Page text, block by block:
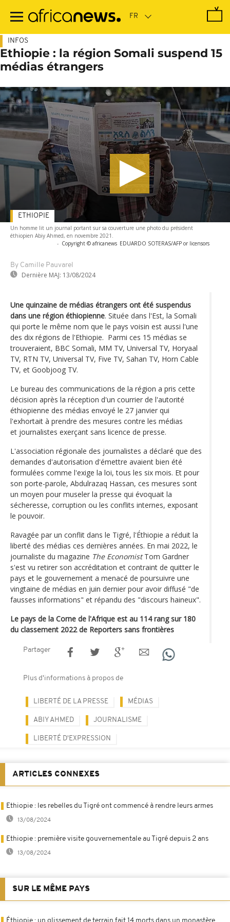
contenu
INFOS
Ethiopie : la région Somali suspend 15
médias étrangers
Un homme lit un journal portant sur sa couverture une photo du président
éthiopien Abiy Ahmed, en novembre 2021.
- Copyright © africanews EDUARDO SOTERAS/AFP or licensors
By Camille Pauvarel
Dernière MAJ: 13/08/2024
ETHIOPIE
Une quinzaine de médias étrangers ont été suspendus
dans une région éthiopienne. Située dans l'Est, la Somali
qui porte le même nom que le pays voisin est aussi l'une
des dix régions de l'Ethiopie. Parmi ces 15 médias se
trouveraient, BBC Somali, MM TV, Universal TV, Horyaal
TV, RTN TV, Universal TV, Five TV, Sahan TV, Horn Cable
TV, et Goobjoog TV.
Le bureau des communications de la région a pris cette
décision après la réception d'un courrier de l'autorité
éthiopienne des médias envoyé le 27 janvier qui
l'exhortait à prendre des mesures contre les médias
et journalistes exerçant sans licence de presse.
L'association régionale des journalistes a déclaré que des
demandes d'autorisation d'émettre avaient bien été
formulées comme l'exige la loi, tous les six mois. Et pour
son porte-parole, Abdulrazaq Hassan, ces mesures sont
un moyen pour museler la presse qui évoquait la
sécheresse, corruption ou les conflits internes, exposant
le pouvoir.
Ravagée par un conflit dans le Tigré, l'Éthiopie a réduit la
liberté des médias ces dernières années. En mai 2022, le
journaliste du magazine The EconomistTom Gardner
s'est vu retirer son accréditation et contraint de quitter le
pays et le gouvernement a menacé de poursuivre une
vingtaine de médias en juin dernier pour avoir diffusé "de
fausses informations" et répandu des "discours haineux".
Le pays de la Corne de l'Afrique est au 114 rang sur 180
du classement 2022 de Reporters sans frontières
Partager
Plus d'informations à propos de
LIBERTÉ DE LA PRESSE MÉDIAS
ABIY AHMED JOURNALISME
LIBERTÉ D'EXPRESSION
ARTICLES CONNEXES
Ethiopie : les rebelles du Tigré ont commencé à rendre leurs armes
13/08/2024
Ethiopie : première visite gouvernementale au Tigré depuis 2 ans
13/08/2024
SUR LE MÊME PAYS